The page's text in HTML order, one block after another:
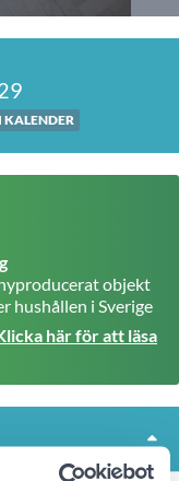
KALENDER
objekt
hushållen i Sverige
här för att läsa